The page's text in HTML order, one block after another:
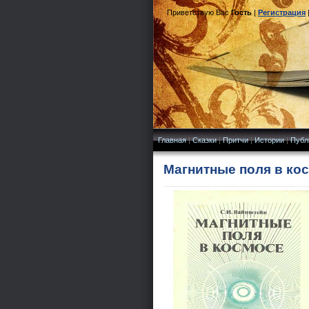
Приветствую Вас Гость|Регистрация
Главная|Сказки|Притчи|Истории|
Магнитные поля в